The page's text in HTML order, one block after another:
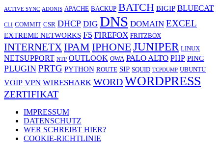
ACTIVE SYNC ADONIS APACHE BACKUP BATCH BIGIP BLUECAT
CLI COMMIT CSR DHCP DIG DNS DOMAIN EXCEL
EXTREME NETWORKS F5 FIREFOX FRITZBOX
INTERNETX IPAM IPHONEJUNIPER LINUX
NETSUPPORT NTP OUTLOOK OWA PALO ALTO PHP PING
PLUGIN PRTG PYTHON ROUTE SIP SQUID TCPDUMP UBUNTU
VOIP VPN WIRESHARK WORDWORDPRESS
ZERTIFIKAT
IMPRESSUM
DATENSCHUTZ
WER SCHREIBT HIER?
COOKIE-RICHTLINIE